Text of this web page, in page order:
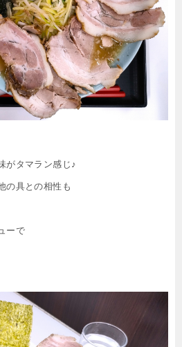
がタマラン感じ♪
の具との相性も
ーで